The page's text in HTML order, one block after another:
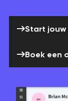
Start
Boek een